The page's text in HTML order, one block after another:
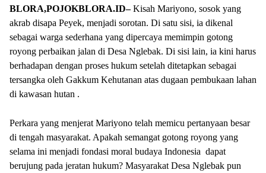
BLORA,POJOKBLORA.ID–Kisah Mariyono, sosok yang
akrab disapa Peyek, menjadi sorotan. Di satu sisi, ia dikenal
sebagai warga sederhana yang dipercaya memimpin gotong
royong perbaikan jalan di Desa Nglebak. Di sisi lain, ia kini harus
berhadapan dengan proses hukum setelah ditetapkan sebagai
tersangka oleh Gakkum Kehutanan atas dugaan pembukaan lahan
di kawasan hutan .
Perkara yang menjerat Mariyono telah memicu pertanyaan besar
di tengah masyarakat. Apakah semangat gotong royong yang
selama ini menjadi fondasi moral budaya Indonesia dapat
berujung pada jeratan hukum? Masyarakat Desa Nglebak pun